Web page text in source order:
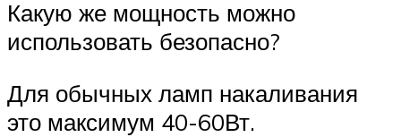
Какую же мощность можно
использовать безопасно?
Для обычных ламп накаливания
это максимум 40-60Вт.